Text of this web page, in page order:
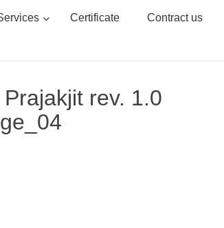
Certificate Contract us
rev. 1.0